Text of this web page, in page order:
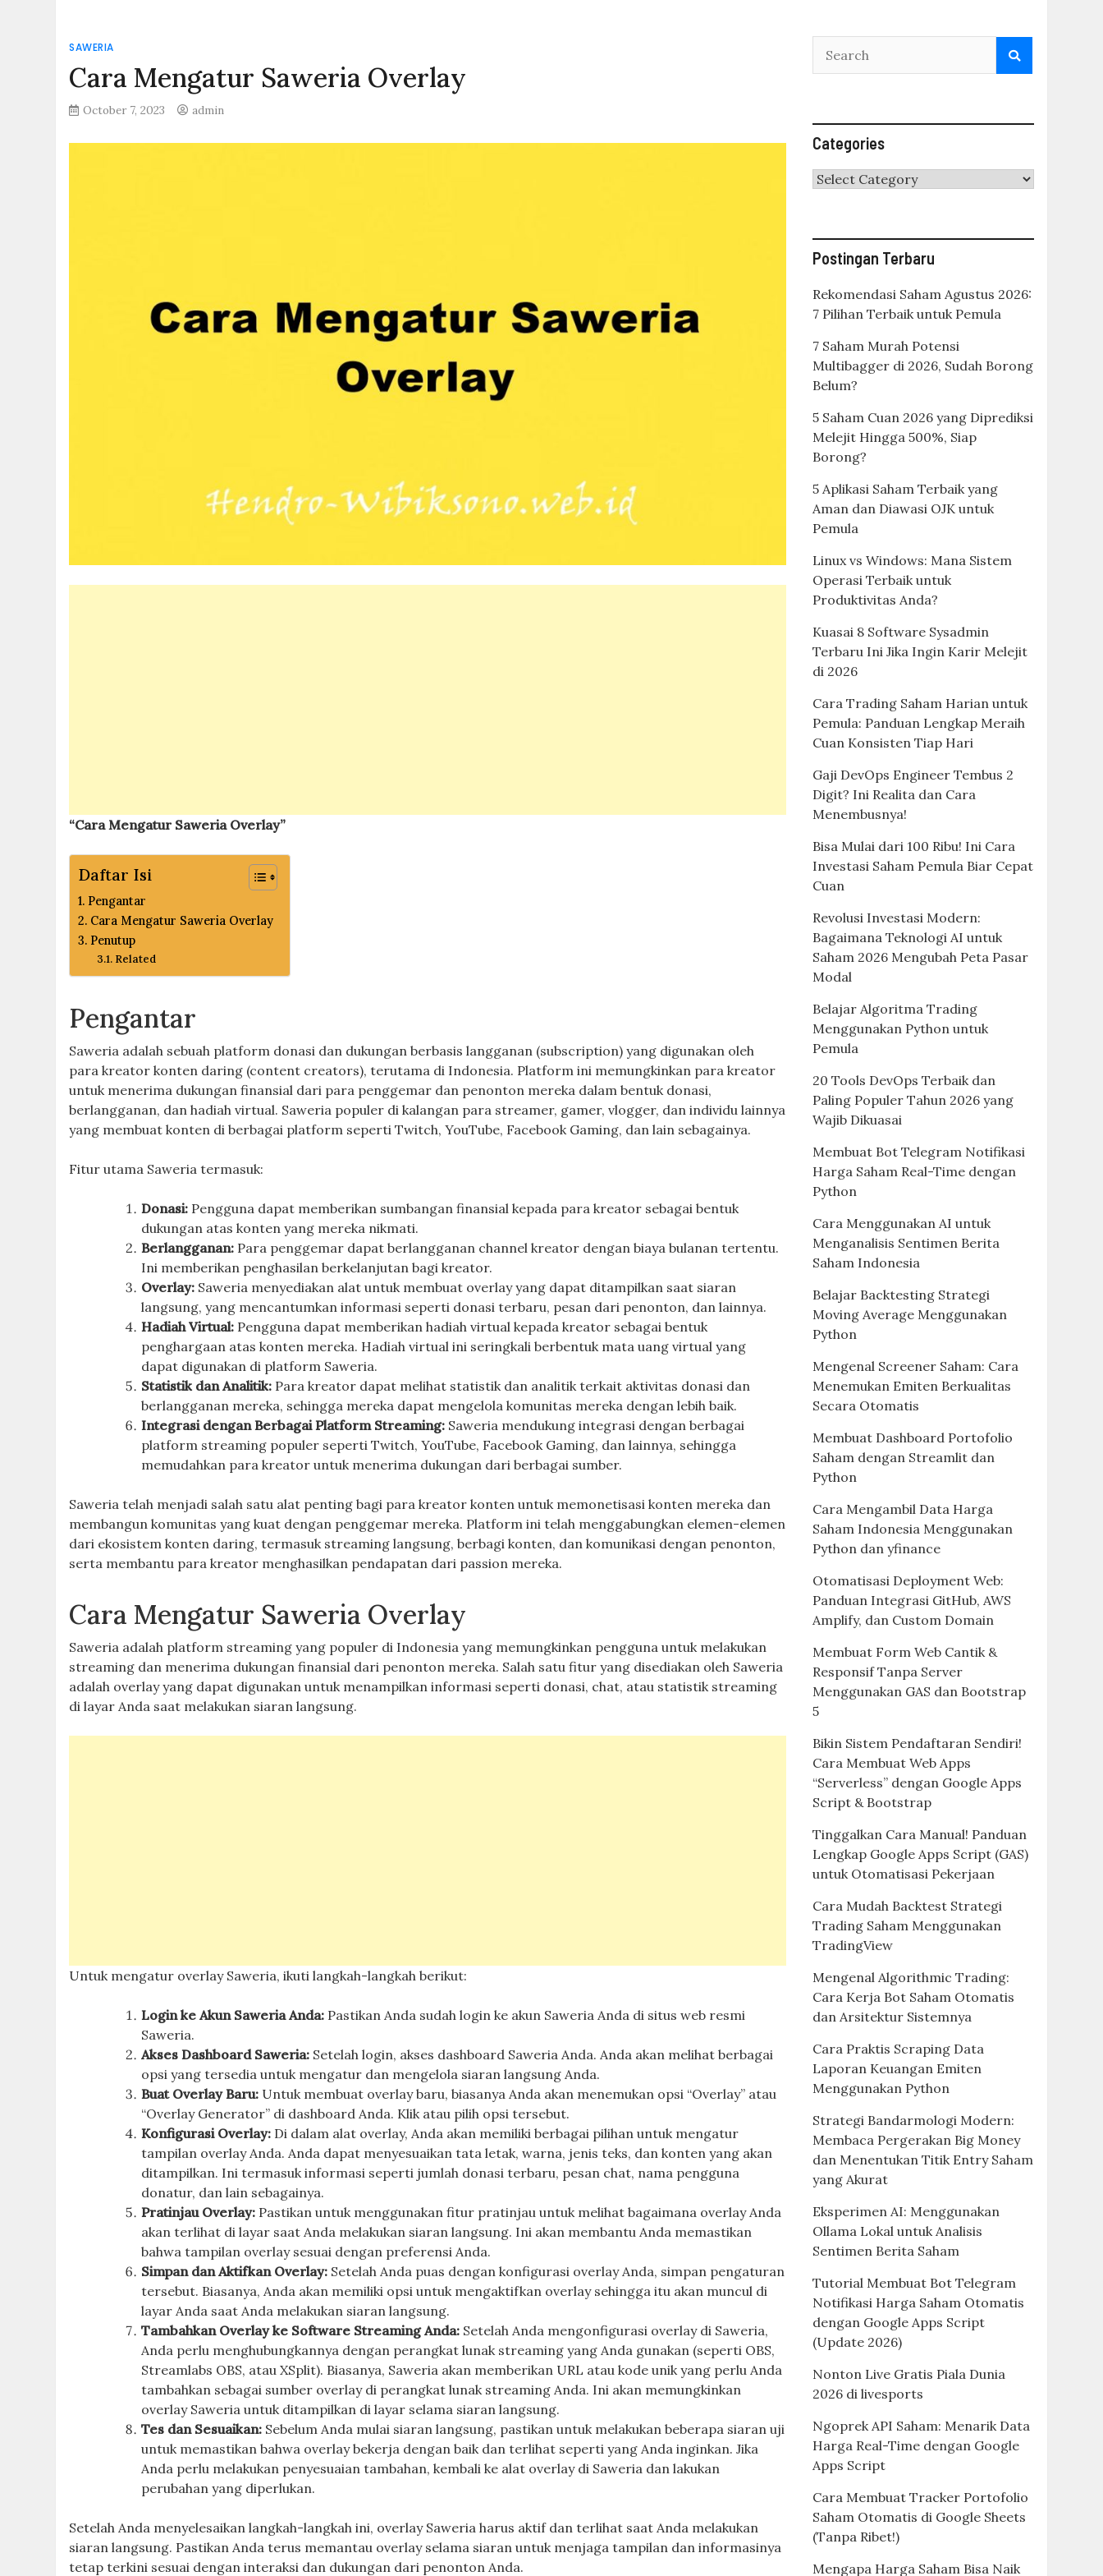
SAWERIA
Cara Mengatur Saweria Overlay
October 7, 2023 admin
“Cara Mengatur Saweria Overlay”
Daftar Isi
Pengantar
Cara Mengatur Saweria Overlay
Penutup
Related
Pengantar
Saweria adalah sebuah platform donasi dan dukungan berbasis langganan (subscription) yang digunakan oleh
para kreator konten daring (content creators), terutama di Indonesia. Platform ini memungkinkan para kreator
untuk menerima dukungan finansial dari para penggemar dan penonton mereka dalam bentuk donasi,
berlangganan, dan hadiah virtual. Saweria populer di kalangan para streamer, gamer, vlogger, dan individu lainnya
yang membuat konten di berbagai platform seperti Twitch, YouTube, Facebook Gaming, dan lain sebagainya.
Fitur utama Saweria termasuk:
Donasi: Pengguna dapat memberikan sumbangan finansial kepada para kreator sebagai bentuk
dukungan atas konten yang mereka nikmati.
Berlangganan: Para penggemar dapat berlangganan channel kreator dengan biaya bulanan tertentu.
Ini memberikan penghasilan berkelanjutan bagi kreator.
Overlay: Saweria menyediakan alat untuk membuat overlay yang dapat ditampilkan saat siaran
langsung, yang mencantumkan informasi seperti donasi terbaru, pesan dari penonton, dan lainnya.
Hadiah Virtual: Pengguna dapat memberikan hadiah virtual kepada kreator sebagai bentuk
penghargaan atas konten mereka. Hadiah virtual ini seringkali berbentuk mata uang virtual yang
dapat digunakan di platform Saweria.
Statistik dan Analitik: Para kreator dapat melihat statistik dan analitik terkait aktivitas donasi dan
berlangganan mereka, sehingga mereka dapat mengelola komunitas mereka dengan lebih baik.
Integrasi dengan Berbagai Platform Streaming: Saweria mendukung integrasi dengan berbagai
platform streaming populer seperti Twitch, YouTube, Facebook Gaming, dan lainnya, sehingga
memudahkan para kreator untuk menerima dukungan dari berbagai sumber.
Saweria telah menjadi salah satu alat penting bagi para kreator konten untuk memonetisasi konten mereka dan
membangun komunitas yang kuat dengan penggemar mereka. Platform ini telah menggabungkan elemen-elemen
dari ekosistem konten daring, termasuk streaming langsung, berbagi konten, dan komunikasi dengan penonton,
serta membantu para kreator menghasilkan pendapatan dari passion mereka.
Cara Mengatur Saweria Overlay
Saweria adalah platform streaming yang populer di Indonesia yang memungkinkan pengguna untuk melakukan
streaming dan menerima dukungan finansial dari penonton mereka. Salah satu fitur yang disediakan oleh Saweria
adalah overlay yang dapat digunakan untuk menampilkan informasi seperti donasi, chat, atau statistik streaming
di layar Anda saat melakukan siaran langsung.
Untuk mengatur overlay Saweria, ikuti langkah-langkah berikut:
Login ke Akun Saweria Anda: Pastikan Anda sudah login ke akun Saweria Anda di situs web resmi
Saweria.
Akses Dashboard Saweria: Setelah login, akses dashboard Saweria Anda. Anda akan melihat berbagai
opsi yang tersedia untuk mengatur dan mengelola siaran langsung Anda.
Buat Overlay Baru: Untuk membuat overlay baru, biasanya Anda akan menemukan opsi “Overlay” atau
“Overlay Generator” di dashboard Anda. Klik atau pilih opsi tersebut.
Konfigurasi Overlay: Di dalam alat overlay, Anda akan memiliki berbagai pilihan untuk mengatur
tampilan overlay Anda. Anda dapat menyesuaikan tata letak, warna, jenis teks, dan konten yang akan
ditampilkan. Ini termasuk informasi seperti jumlah donasi terbaru, pesan chat, nama pengguna
donatur, dan lain sebagainya.
Pratinjau Overlay: Pastikan untuk menggunakan fitur pratinjau untuk melihat bagaimana overlay Anda
akan terlihat di layar saat Anda melakukan siaran langsung. Ini akan membantu Anda memastikan
bahwa tampilan overlay sesuai dengan preferensi Anda.
Simpan dan Aktifkan Overlay: Setelah Anda puas dengan konfigurasi overlay Anda, simpan pengaturan
tersebut. Biasanya, Anda akan memiliki opsi untuk mengaktifkan overlay sehingga itu akan muncul di
layar Anda saat Anda melakukan siaran langsung.
Tambahkan Overlay ke Software Streaming Anda: Setelah Anda mengonfigurasi overlay di Saweria,
Anda perlu menghubungkannya dengan perangkat lunak streaming yang Anda gunakan (seperti OBS,
Streamlabs OBS, atau XSplit). Biasanya, Saweria akan memberikan URL atau kode unik yang perlu Anda
tambahkan sebagai sumber overlay di perangkat lunak streaming Anda. Ini akan memungkinkan
overlay Saweria untuk ditampilkan di layar selama siaran langsung.
Tes dan Sesuaikan: Sebelum Anda mulai siaran langsung, pastikan untuk melakukan beberapa siaran uji
untuk memastikan bahwa overlay bekerja dengan baik dan terlihat seperti yang Anda inginkan. Jika
Anda perlu melakukan penyesuaian tambahan, kembali ke alat overlay di Saweria dan lakukan
perubahan yang diperlukan.
Setelah Anda menyelesaikan langkah-langkah ini, overlay Saweria harus aktif dan terlihat saat Anda melakukan
siaran langsung. Pastikan Anda terus memantau overlay selama siaran untuk menjaga tampilan dan informasinya
tetap terkini sesuai dengan interaksi dan dukungan dari penonton Anda.
Categories
Categories
Postingan Terbaru
Rekomendasi Saham Agustus 2026:
7 Pilihan Terbaik untuk Pemula
7 Saham Murah Potensi
Multibagger di 2026, Sudah Borong
Belum?
5 Saham Cuan 2026 yang Diprediksi
Melejit Hingga 500%, Siap
Borong?
5 Aplikasi Saham Terbaik yang
Aman dan Diawasi OJK untuk
Pemula
Linux vs Windows: Mana Sistem
Operasi Terbaik untuk
Produktivitas Anda?
Kuasai 8 Software Sysadmin
Terbaru Ini Jika Ingin Karir Melejit
di 2026
Cara Trading Saham Harian untuk
Pemula: Panduan Lengkap Meraih
Cuan Konsisten Tiap Hari
Gaji DevOps Engineer Tembus 2
Digit? Ini Realita dan Cara
Menembusnya!
Bisa Mulai dari 100 Ribu! Ini Cara
Investasi Saham Pemula Biar Cepat
Cuan
Revolusi Investasi Modern:
Bagaimana Teknologi AI untuk
Saham 2026 Mengubah Peta Pasar
Modal
Belajar Algoritma Trading
Menggunakan Python untuk
Pemula
20 Tools DevOps Terbaik dan
Paling Populer Tahun 2026 yang
Wajib Dikuasai
Membuat Bot Telegram Notifikasi
Harga Saham Real-Time dengan
Python
Cara Menggunakan AI untuk
Menganalisis Sentimen Berita
Saham Indonesia
Belajar Backtesting Strategi
Moving Average Menggunakan
Python
Mengenal Screener Saham: Cara
Menemukan Emiten Berkualitas
Secara Otomatis
Membuat Dashboard Portofolio
Saham dengan Streamlit dan
Python
Cara Mengambil Data Harga
Saham Indonesia Menggunakan
Python dan yfinance
Otomatisasi Deployment Web:
Panduan Integrasi GitHub, AWS
Amplify, dan Custom Domain
Membuat Form Web Cantik &
Responsif Tanpa Server
Menggunakan GAS dan Bootstrap
5
Bikin Sistem Pendaftaran Sendiri!
Cara Membuat Web Apps
“Serverless” dengan Google Apps
Script & Bootstrap
Tinggalkan Cara Manual! Panduan
Lengkap Google Apps Script (GAS)
untuk Otomatisasi Pekerjaan
Cara Mudah Backtest Strategi
Trading Saham Menggunakan
TradingView
Mengenal Algorithmic Trading:
Cara Kerja Bot Saham Otomatis
dan Arsitektur Sistemnya
Cara Praktis Scraping Data
Laporan Keuangan Emiten
Menggunakan Python
Strategi Bandarmologi Modern:
Membaca Pergerakan Big Money
dan Menentukan Titik Entry Saham
yang Akurat
Eksperimen AI: Menggunakan
Ollama Lokal untuk Analisis
Sentimen Berita Saham
Tutorial Membuat Bot Telegram
Notifikasi Harga Saham Otomatis
dengan Google Apps Script
(Update 2026)
Nonton Live Gratis Piala Dunia
2026 di livesports
Ngoprek API Saham: Menarik Data
Harga Real-Time dengan Google
Apps Script
Cara Membuat Tracker Portofolio
Saham Otomatis di Google Sheets
(Tanpa Ribet!)
Mengapa Harga Saham Bisa Naik